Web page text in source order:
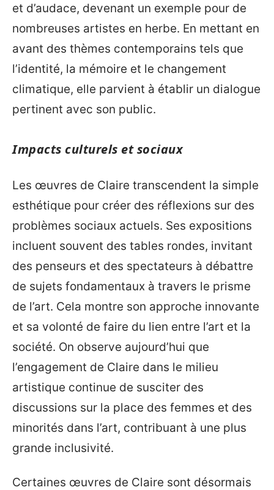
et d’audace, devenant un exemple pour de
nombreuses artistes en herbe. En mettant en
avant des thèmes contemporains tels que
l’identité, la mémoire et le changement
climatique, elle parvient à établir un dialogue
pertinent avec son public.
Impacts culturels et sociaux
Les œuvres de Claire transcendent la simple
esthétique pour créer des réflexions sur des
problèmes sociaux actuels. Ses expositions
incluent souvent des tables rondes, invitant
des penseurs et des spectateurs à débattre
de sujets fondamentaux à travers le prisme
de l’art. Cela montre son approche innovante
et sa volonté de faire du lien entre l’art et la
société. On observe aujourd’hui que
l’engagement de Claire dans le milieu
artistique continue de susciter des
discussions sur la place des femmes et des
minorités dans l’art, contribuant à une plus
grande inclusivité.
Certaines œuvres de Claire sont désormais